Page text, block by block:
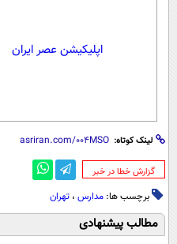
اپلیکیشن عصر ایران
لینک کوتاه:
‌گزارش خطا در خبر
برچسب ها: مدارس ، تهران
مطالب پیشنهادی